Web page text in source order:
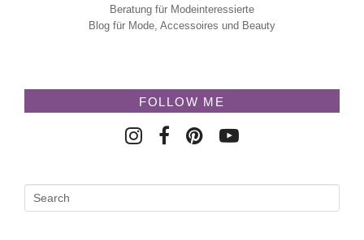
Beratung für Modeinteressierte
Blog für Mode, Accessoires und Beauty
FOLLOW ME